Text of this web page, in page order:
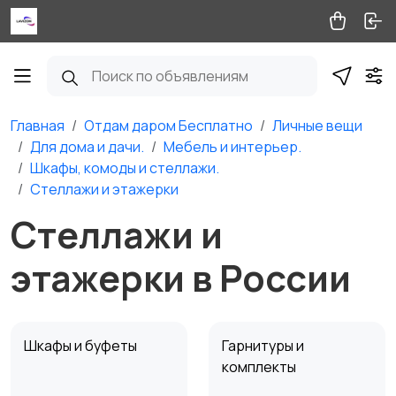
Главная Отдам даром Бесплатно
Личные вещи
Для дома и дачи.
Мебель и интерьер.
Шкафы, комоды и стеллажи.
Стеллажи и этажерки
Стеллажи и
этажерки в России
Шкафы и буфеты
Гарнитуры и
комплекты